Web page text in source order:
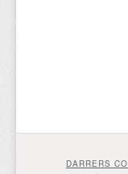
DARRERS